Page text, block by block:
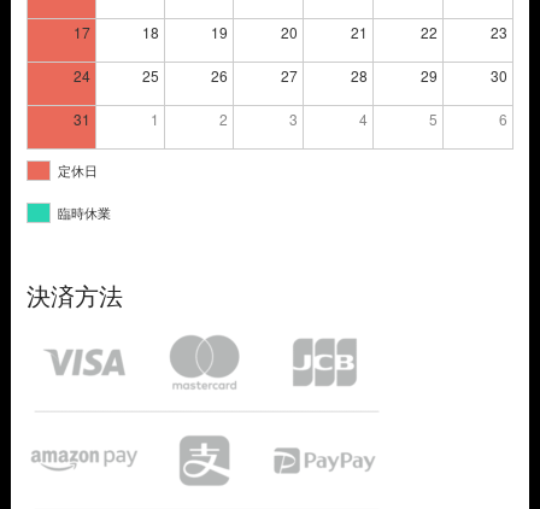
17 18 19 20 21 22 23
24 25 26 27 28 29 30
31 1 2 3 4 5 6
定休日
臨時休業
決済方法